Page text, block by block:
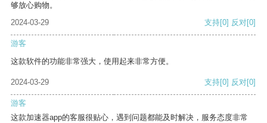
够放心购物。
2024-03-29
支持[0] 反对[0]
游客
这款软件的功能非常强大，使用起来非常方便。
2024-03-29 支持[0] 反对[0]
游客
这款加速器app的客服很贴心，遇到问题都能及时解决，服务态度非常